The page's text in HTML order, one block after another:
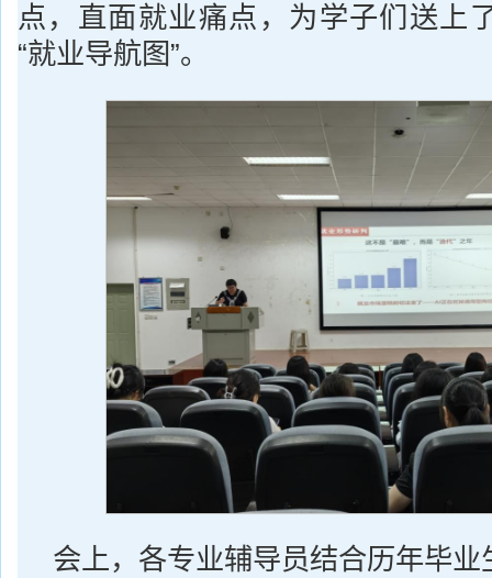
点，直面就业痛点，为学子们送上
“就业导航图”。
会上，各专业辅导员结合历年毕